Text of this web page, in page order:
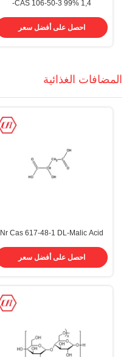
CAS 106-50-3 99% 1,4-
PDA
احصل على أفضل سعر
المضافات الغذائية
Nr Cas 617-48-1 DL-Malic Acid
احصل على أفضل سعر